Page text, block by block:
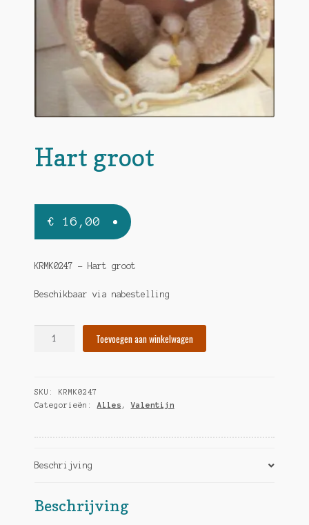
Hart groot
€ 16,00
KRMK0247 – Hart groot
Beschikbaar via nabestelling
Toevoegen aan winkelwagen
SKU:
KRMK0247
Categorieën: Alles ,Valentijn
Beschrijving
Beschrijving